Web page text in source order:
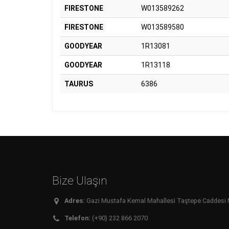
FIRESTONE W013589262
FIRESTONE W013589580
GOODYEAR 1R13081
GOODYEAR 1R13118
TAURUS 6386
Bize Ulaşın
Adres: Gazi Mustafa Kemal Mahallesi Taştepe Caddesi
Telefon: (+90) 232 866 2070